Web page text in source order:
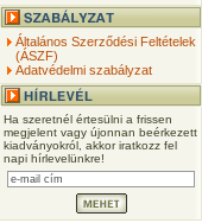
Általános Szerződési Feltételek
(ÁSZF)
Adatvédelmi szabályzat
Ha szeretnél értesülni a frissen
megjelent vagy újonnan beérkezett
kiadványokról, akkor iratkozz fel
napi hírlevelünkre!